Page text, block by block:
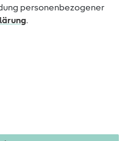
personenbezogener
.